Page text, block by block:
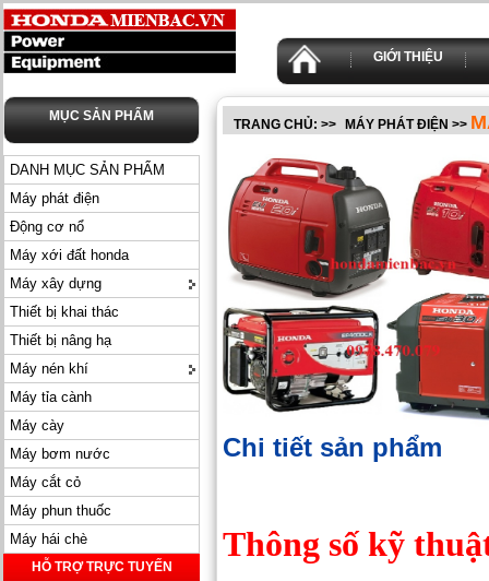
GIỚI THIỆU
MỤC SẢN PHẨM
DANH MỤC SẢN PHẨM
Máy phát điện
Động cơ nổ
Máy xới đất honda
Máy xây dựng
Thiết bị khai thác
Thiết bị nâng hạ
Máy nén khí
Máy tỉa cành
Máy cày
Máy bơm nước
Máy cắt cỏ
Máy phun thuốc
Máy hái chè
HỖ TRỢ TRỰC TUYẾN
TRANG CHỦ: >> MÁY PHÁT ĐIỆN >>
Chi tiết sản phẩm
Thông số kỹ